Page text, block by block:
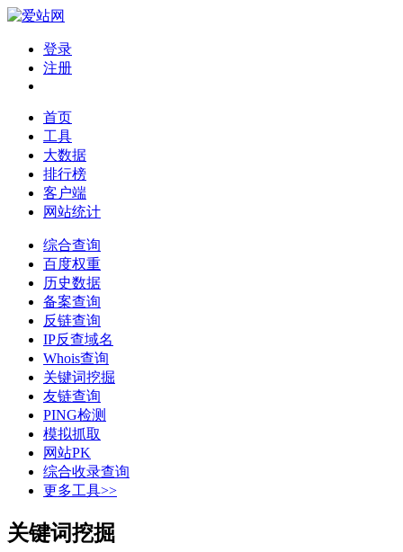
登录
注册
首页
工具
大数据
排行榜
客户端
网站统计
综合查询
百度权重
历史数据
备案查询
反链查询
IP反查域名
Whois查询
关键词挖掘
友链查询
PING检测
模拟抓取
网站PK
综合收录查询
更多工具>>
关键词挖掘